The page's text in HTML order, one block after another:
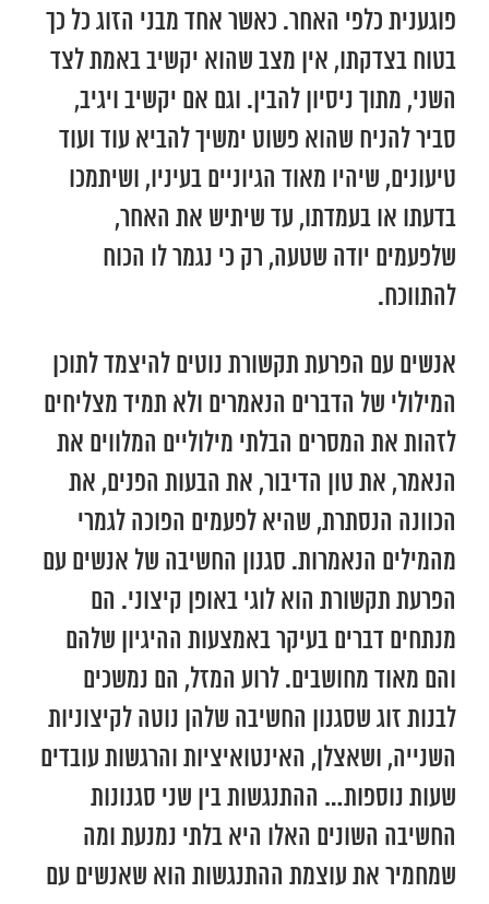
פוגענית כלפי האחר. כאשר אחד מבני הזוג כל כך
בטוח בצדקתו, אין מצב שהוא יקשיב באמת לצד
השני, מתוך ניסיון להבין. וגם אם יקשיב ויגיב,
סביר להניח שהוא פשוט ימשיך להביא עוד ועוד
טיעונים, שיהיו מאוד הגיוניים בעיניו, ושיתמכו
בדעתו או בעמדתו, עד שיתיש את האחר,
שלפעמים יודה שטעה, רק כי נגמר לו הכוח
להתווכח.
אנשים עם הפרעת תקשורת נוטים להיצמד לתוכן
המילולי של הדברים הנאמרים ולא תמיד מצליחים
לזהות את המסרים הבלתי מילוליים המלווים את
הנאמר, את טון הדיבור, את הבעות הפנים, את
הכוונה הנסתרת, שהיא לפעמים הפוכה לגמרי
מהמילים הנאמרות. סגנון החשיבה של אנשים עם
הפרעת תקשורת הוא לוגי באופן קיצוני. הם
מנתחים דברים בעיקר באמצעות ההיגיון שלהם
והם מאוד מחושבים. לרוע המזל, הם נמשכים
לבנות זוג שסגנון החשיבה שלהן נוטה לקיצוניות
השנייה, ושאצלן, האינטואיציות והרגשות עובדים
שעות נוספות… ההתנגשות בין שני סגנונות
החשיבה השונים האלו היא בלתי נמנעת ומה
שמחמיר את עוצמת ההתנגשות הוא שאנשים עם